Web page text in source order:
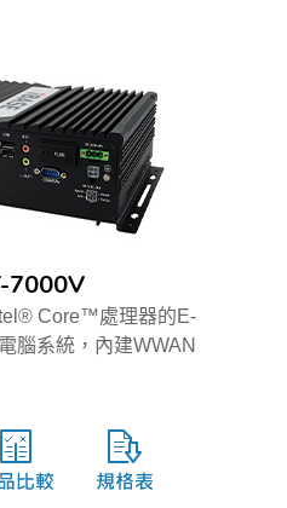
7000V
Core™處理器的E-
腦系統，內建WWAN